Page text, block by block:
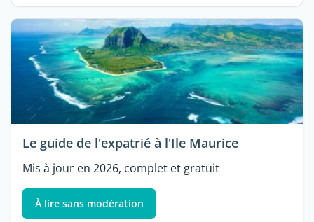
Le guide de l'expatrié à l'Ile Maurice
Mis à jour en 2026, complet et gratuit
À lire sans modération